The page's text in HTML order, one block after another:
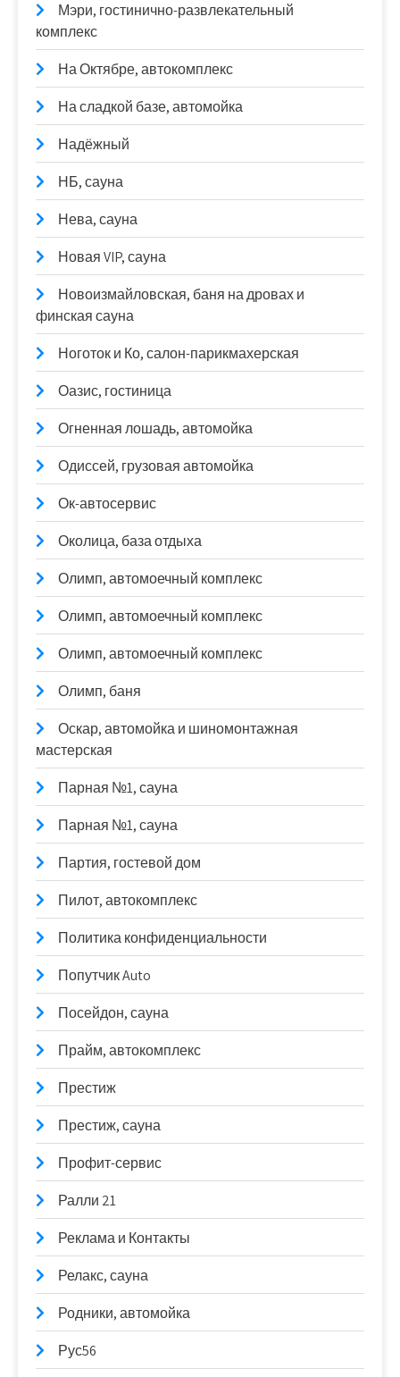
Мэри, гостинично-развлекательный
комплекс
На Октябре, автокомплекс
На сладкой базе, автомойка
Надёжный
НБ, сауна
Нева, сауна
Новая VIP, сауна
Новоизмайловская, баня на дровах и
финская сауна
Ноготок и Ко, салон-парикмахерская
Оазис, гостиница
Огненная лошадь, автомойка
Одиссей, грузовая автомойка
Ок-автосервис
Околица, база отдыха
Олимп, автомоечный комплекс
Олимп, автомоечный комплекс
Олимп, автомоечный комплекс
Олимп, баня
Оскар, автомойка и шиномонтажная
мастерская
Парная №1, сауна
Парная №1, сауна
Партия, гостевой дом
Пилот, автокомплекс
Политика конфиденциальности
Попутчик Auto
Посейдон, сауна
Прайм, автокомплекс
Престиж
Престиж, сауна
Профит-сервис
Ралли 21
Реклама и Контакты
Релакс, сауна
Родники, автомойка
Рус56